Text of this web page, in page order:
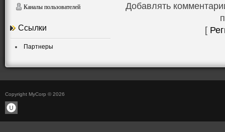
Каналы пользователей
Ссылки
Партнеры
Добавлять
[
Copyright MyCorp © 2026